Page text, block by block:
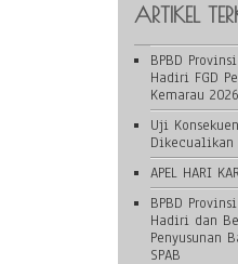
ARTIKEL
BPBD
Hadiri FGD
Kemarau
Uji
Dikecualikan
APEL HARI
BPBD
Hadiri dan
Penyusunan
SPAB